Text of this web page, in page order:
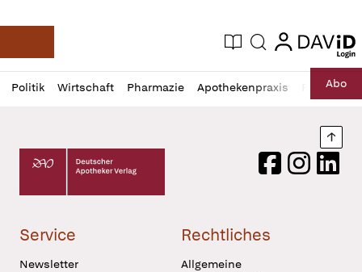
Deutsche Apotheker Zeitung
Aktuelle Ausgabe
Suche login
login
Politik Wirtschaft Pharmazie Apothekenpraxis RechtAbo
Profil
öffnen
Daz
Pur
Deutscher Apotheker Verlag Logo
FacebookInstagram
Service
Newsletter
Rechtliches
Allgemeine